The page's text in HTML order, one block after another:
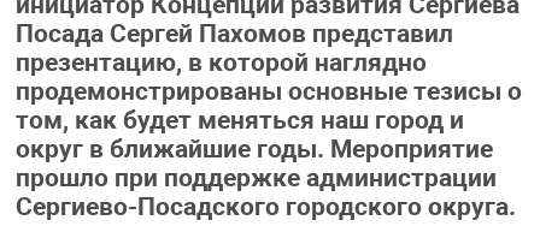
Посада Сергей Пахомов представил
презентацию, в которой наглядно
продемонстрированы основные тезисы о
том, как будет меняться наш город и
округ в ближайшие годы. Мероприятие
прошло при поддержке администрации
Сергиево-Посадского городского округа.